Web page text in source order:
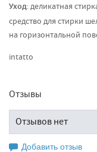
Уход: деликатная
средство для стирки
на горизонтальной
intatto
Отзывы
Отзывов нет
Добавить отзыв